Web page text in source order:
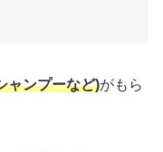
ャンプーなど)がもら